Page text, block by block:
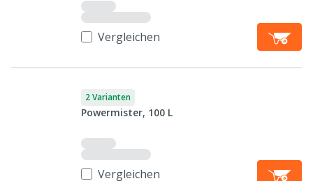
Vergleichen
2 Varianten
Powermister, 100 L
Vergleichen